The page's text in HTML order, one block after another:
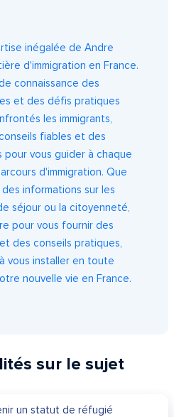
inégalée de Andre
d'immigration en France.
connaissance des
et des défis pratiques
les immigrants,
fiables et des
pour vous guider à chaque
d'immigration. Que
informations sur les
séjour ou la citoyenneté,
pour vous fournir des
des conseils pratiques,
vous installer en toute
nouvelle vie en France.
sur le sujet
un statut de réfugié